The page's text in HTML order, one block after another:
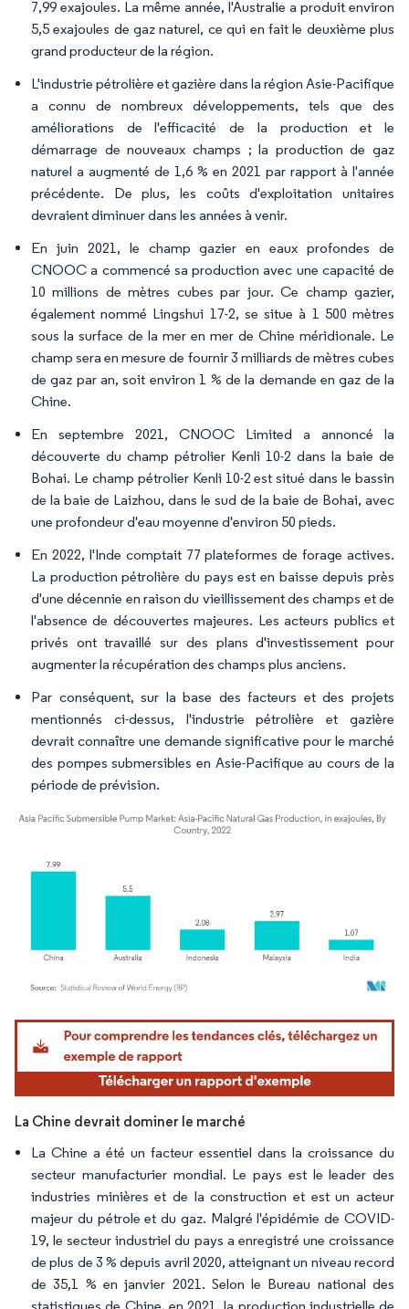
7,99 exajoules. La même année, l'Australie a produit environ
5,5 exajoules de gaz naturel, ce qui en fait le deuxième plus
grand producteur de la région.
L'industrie pétrolière et gazière dans la région Asie-Pacifique
a connu de nombreux développements, tels que des
améliorations de l'efficacité de la production et le
démarrage de nouveaux champs ; la production de gaz
naturel a augmenté de 1,6 % en 2021 par rapport à l'année
précédente. De plus, les coûts d'exploitation unitaires
devraient diminuer dans les années à venir.
En juin 2021, le champ gazier en eaux profondes de
CNOOC a commencé sa production avec une capacité de
10 millions de mètres cubes par jour. Ce champ gazier,
également nommé Lingshui 17-2, se situe à 1 500 mètres
sous la surface de la mer en mer de Chine méridionale. Le
champ sera en mesure de fournir 3 milliards de mètres cubes
de gaz par an, soit environ 1 % de la demande en gaz de la
Chine.
En septembre 2021, CNOOC Limited a annoncé la
découverte du champ pétrolier Kenli 10-2 dans la baie de
Bohai. Le champ pétrolier Kenli 10-2 est situé dans le bassin
de la baie de Laizhou, dans le sud de la baie de Bohai, avec
une profondeur d'eau moyenne d'environ 50 pieds.
En 2022, l'Inde comptait 77 plateformes de forage actives.
La production pétrolière du pays est en baisse depuis près
d'une décennie en raison du vieillissement des champs et de
l'absence de découvertes majeures. Les acteurs publics et
privés ont travaillé sur des plans d'investissement pour
augmenter la récupération des champs plus anciens.
Par conséquent, sur la base des facteurs et des projets
mentionnés ci-dessus, l'industrie pétrolière et gazière
devrait connaître une demande significative pour le marché
des pompes submersibles en Asie-Pacifique au cours de la
période de prévision.
Image © Mordor Intelligence. La réutilisation nécessite une attribution sous CC BY
La Chine devrait dominer le marché
La Chine a été un facteur essentiel dans la croissance du
secteur manufacturier mondial. Le pays est le leader des
industries minières et de la construction et est un acteur
majeur du pétrole et du gaz. Malgré l'épidémie de COVID-
19, le secteur industriel du pays a enregistré une croissance
de plus de 3 % depuis avril 2020, atteignant un niveau record
de 35,1 % en janvier 2021. Selon le Bureau national des